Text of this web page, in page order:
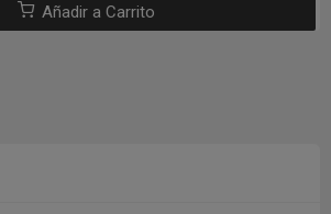
Añadir a Carrito